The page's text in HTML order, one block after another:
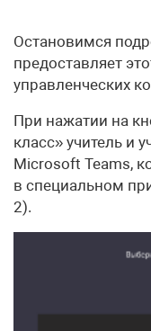
Остановимся
предоставляет
управленческих
При нажатии на
класс» учитель и
Microsoft Teams,
в специальном
2).